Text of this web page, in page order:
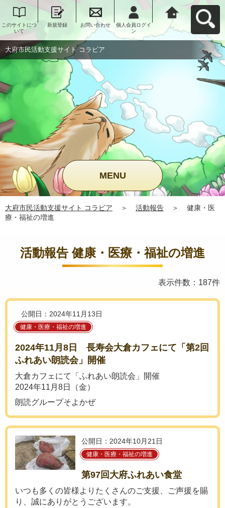
このサイトにつ
いて
新規登録 お問い合わせ
個人会員ログイ
ン
大府市民活動支
援サイト コラビ
アへ戻る
大府市民活動支援サイト コラビア
MENU
大府市民活動支援サイト コラビア ＞ 活動報告 ＞
健康・医
療・福祉の増進
活動報告 健康・医療・福祉の増進
表示件数：187件
公開日：2024年11月13日
健康・医療・福祉の増進
2024年11月8日 長寿会大倉カフェにて「第2回
ふれあい朗読会」開催
大倉カフェにて「ふれあい朗読会」開催
2024年11月8日（金）
朗読グループそよかぜ
公開日：2024年10月21日
健康・医療・福祉の増進
第97回大府ふれあい食堂
いつも多くの皆様よりたくさんのご支援、ご声援を賜
り、誠にありがとうございます。